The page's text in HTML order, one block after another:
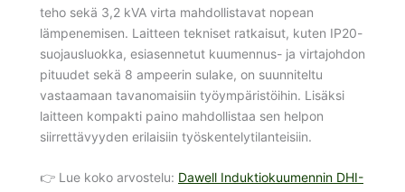
teho sekä 3,2 kVA virta mahdollistavat nopean
lämpenemisen. Laitteen tekniset ratkaisut, kuten IP20-
suojausluokka, esiasennetut kuumennus- ja virtajohdon
pituudet sekä 8 ampeerin sulake, on suunniteltu
vastaamaan tavanomaisiin työympäristöihin. Lisäksi
laitteen kompakti paino mahdollistaa sen helpon
siirrettävyyden erilaisiin työskentelytilanteisiin.
👉 Lue koko arvostelu: Dawell Induktiokuumennin DHI-